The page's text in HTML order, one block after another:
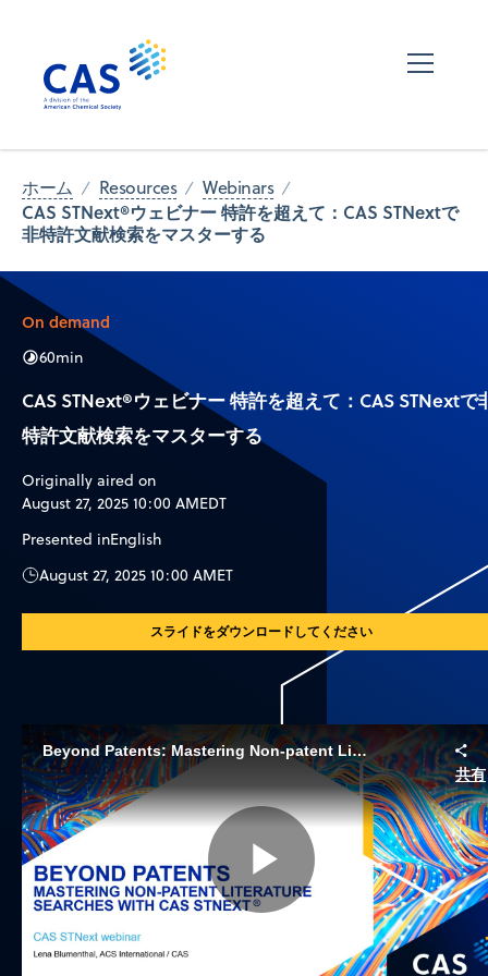
ホーム Resources Webinars
CAS STNext®ウェビナー 特許を超えて：CAS STNextで
非特許文献検索をマスターする
On demand
60min
CAS STNext®ウェビナー 特許を超えて：CAS STNextで
特許文献検索をマスターする
Originally aired on
August 27, 2025 10:00 AMEDT
Presented inEnglish
August 27, 2025 10:00 AMET
スライドをダウンロードしてください
Beyond Patents: Mastering Non-patent Literature Searches with CAS STNext
共有
Play